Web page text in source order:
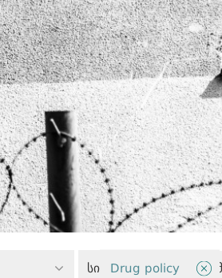
Drug policy